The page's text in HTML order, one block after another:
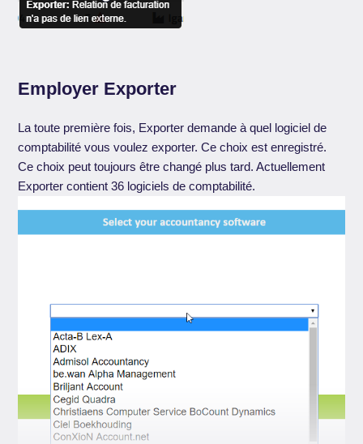
Employer Exporter
La toute première fois, Exporter demande à quel logiciel de
comptabilité vous voulez exporter. Ce choix est enregistré.
Ce choix peut toujours être changé plus tard. Actuellement
Exporter contient 36 logiciels de comptabilité.